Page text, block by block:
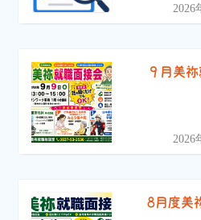
2026
９月美
2026
8月度美